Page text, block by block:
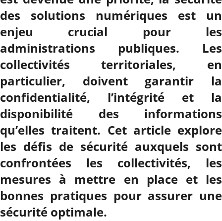
des solutions numériques est un
enjeu crucial pour les
administrations publiques. Les
collectivités territoriales, en
particulier, doivent garantir la
confidentialité, l’intégrité et la
disponibilité des informations
qu’elles traitent. Cet article explore
les défis de sécurité auxquels sont
confrontées les collectivités, les
mesures à mettre en place et les
bonnes pratiques pour assurer une
sécurité optimale.